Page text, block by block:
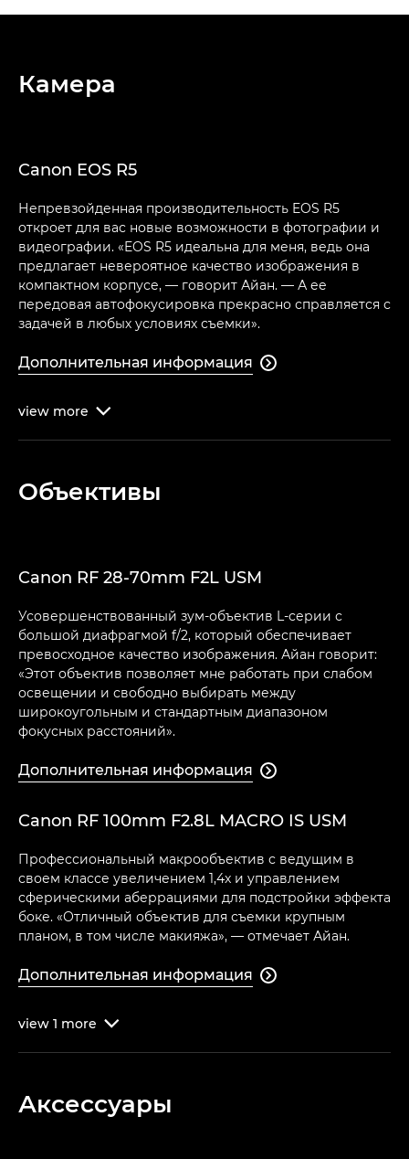
Камера
Canon EOS R5
Непревзойденная производительность EOS R5
откроет для вас новые возможности в фотографии и
видеографии. «EOS R5 идеальна для меня, ведь она
предлагает невероятное качество изображения в
компактном корпусе, — говорит Айан. — А ее
передовая автофокусировка прекрасно справляется с
задачей в любых условиях съемки».
Дополнительная информация 
view more 
Объективы
Canon RF 28-70mm F2L USM
Усовершенствованный зум-объектив L-серии с
большой диафрагмой f/2, который обеспечивает
превосходное качество изображения. Айан говорит:
«Этот объектив позволяет мне работать при слабом
освещении и свободно выбирать между
широкоугольным и стандартным диапазоном
фокусных расстояний».
Дополнительная информация 
Canon RF 100mm F2.8L MACRO IS USM
Профессиональный макрообъектив с ведущим в
своем классе увеличением 1,4x и управлением
сферическими аберрациями для подстройки эффекта
боке. «Отличный объектив для съемки крупным
планом, в том числе макияжа», — отмечает Айан.
Дополнительная информация 
view 1 more 
Аксессуары